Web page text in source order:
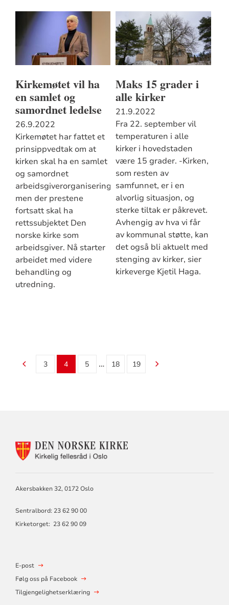
Kirkemøtet vil ha
en samlet og
samordnet ledelse
26.9.2022
Kirkemøtet har fattet et
prinsippvedtak om at
kirken skal ha en samlet
og samordnet
arbeidsgiverorganisering,
men der prestene
fortsatt skal ha
rettssubjektet Den
norske kirke som
arbeidsgiver. Nå starter
arbeidet med videre
behandling og
utredning.
Maks 15 grader i
alle kirker
21.9.2022
Fra 22. september vil
temperaturen i alle
kirker i hovedstaden
være 15 grader. -Kirken,
som resten av
samfunnet, er i en
alvorlig situasjon, og
sterke tiltak er påkrevet.
Avhengig av hva vi får
av kommunal støtte, kan
det også bli aktuelt med
stenging av kirker, sier
kirkeverge Kjetil Haga.
3 4 5 … 18 19
KONTAKTINFORMASJON
Akersbakken 32, 0172 Oslo
Sentralbord: 23 62 90 00
Kirketorget: 23 62 90 09
E-post
Følg oss på Facebook
Tilgjengelighetserklæring